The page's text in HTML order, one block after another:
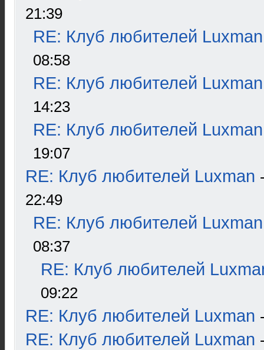
21:39
RE: Клуб любителей Luxman
08:58
RE: Клуб любителей Luxman
14:23
RE: Клуб любителей Luxman
19:07
RE: Клуб любителей Luxman
22:49
RE: Клуб любителей Luxman
08:37
RE: Клуб любителей
09:22
RE: Клуб любителей Luxman
RE: Клуб любителей Luxman